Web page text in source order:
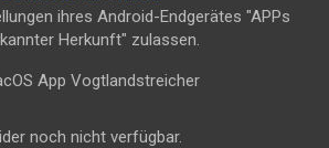
ihres Android-Endgerätes "APPs
Herkunft" zulassen.
noch nicht verfügbar.